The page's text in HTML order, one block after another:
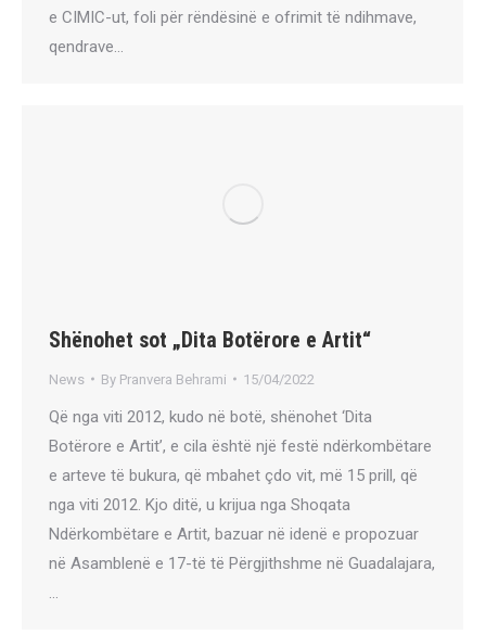
e CIMIC-ut, foli për rëndësinë e ofrimit të ndihmave,
qendrave…
Shënohet sot „Dita Botërore e Artit“
News By Pranvera Behrami 15/04/2022
Që nga viti 2012, kudo në botë, shënohet ‘Dita
Botërore e Artit’, e cila është një festë ndërkombëtare
e arteve të bukura, që mbahet çdo vit, më 15 prill, që
nga viti 2012. Kjo ditë, u krijua nga Shoqata
Ndërkombëtare e Artit, bazuar në idenë e propozuar
në Asamblenë e 17-të të Përgjithshme në Guadalajara,
…